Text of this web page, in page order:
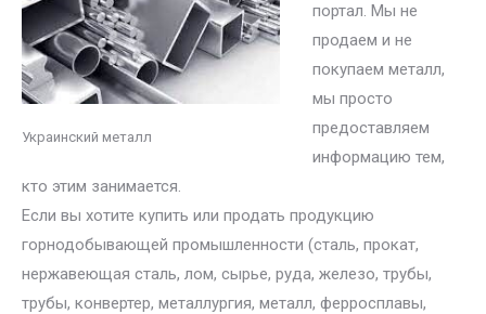
Украинский металл
портал. Мы не
продаем и не
покупаем металл,
мы просто
предоставляем
информацию тем,
кто этим занимается.
Если вы хотите купить или продать продукцию
горнодобывающей промышленности (сталь, прокат,
нержавеющая сталь, лом, сырье, руда, железо, трубы,
трубы, конвертер, металлургия, металл, ферросплавы,